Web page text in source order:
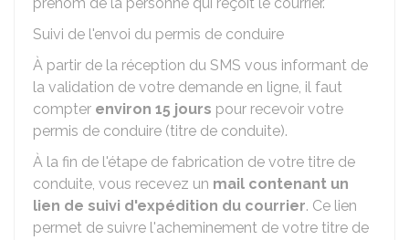
Suivi de l'envoi du permis de conduire
À partir de la réception du SMS vous informant de
la validation de votre demande en ligne, il faut
compter environ 15 jours pour recevoir votre
permis de conduire (titre de conduite).
À la fin de l'étape de fabrication de votre titre de
conduite, vous recevez un mail contenant un
lien de suivi d'expédition du courrier. Ce lien
permet de suivre l'acheminement de votre titre de